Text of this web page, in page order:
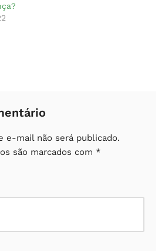
e-mail não será publicado.
são marcados com *